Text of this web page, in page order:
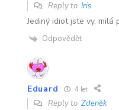
Reply to Iris
Jediný idiot jste vy, milá
Odpovědět
Eduard 4 let
Reply to Zdeněk